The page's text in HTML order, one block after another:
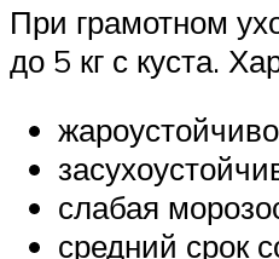
При грамотном
до 5 кг с куста.
слабая
средний срок